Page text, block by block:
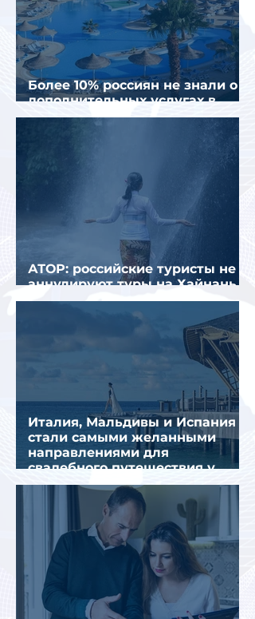
Более 10% россиян не знали о
дополнительных услугах в
отелях
АТОР: российские туристы не
аннулируют туры на Хайнань
из-за тайфуна «Дельфин»
Италия, Мальдивы и Испания
стали самыми желанными
направлениями для
свадебного путешествия у
россиян